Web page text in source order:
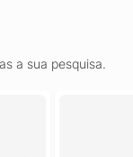
a sua pesquisa.